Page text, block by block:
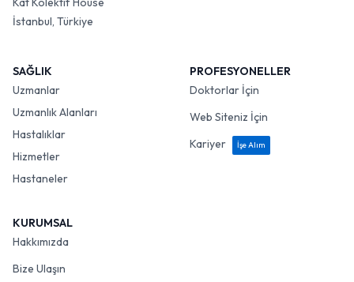
İstanbul, Türkiye
SAĞLIK
Uzmanlar
Uzmanlık Alanları
Hastalıklar
Hizmetler
Hastaneler
PROFESYONELLER
Doktorlar İçin
Web Siteniz İçin
Kariyer
İşe Alım
KURUMSAL
Hakkımızda
Bize Ulaşın